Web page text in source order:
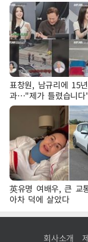
표창원, 남규리에 15
과…"제가 틀렸습니
英유명 여배우, 큰 교
아차 덕에 살았다
회사소개